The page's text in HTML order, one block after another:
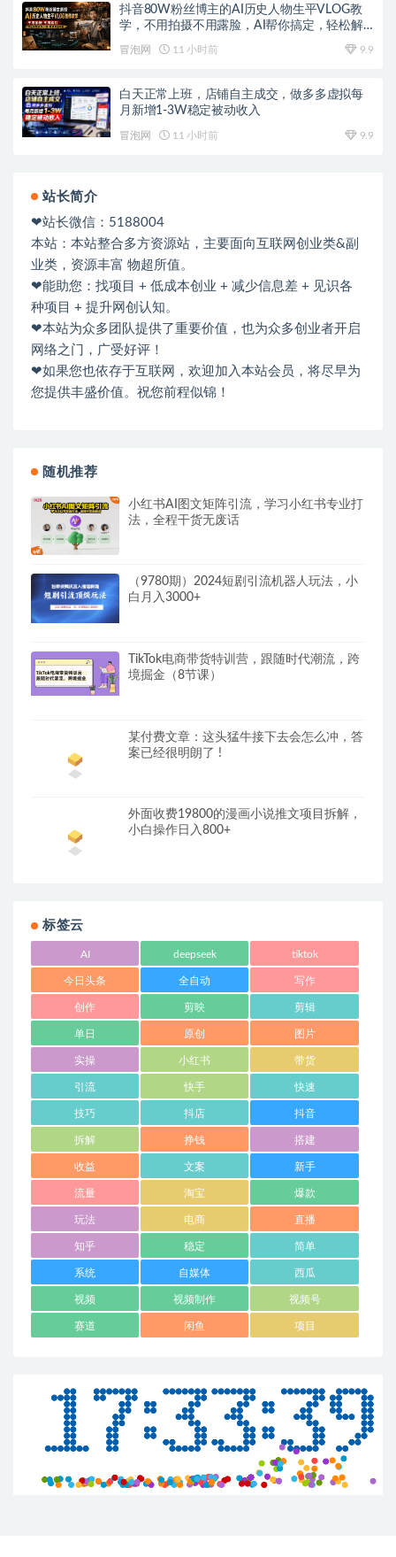
抖音80W粉丝博主的AI历史人物生平VLOG教
学，不用拍摄不用露脸，AI帮你搞定，轻松解
冒泡网 11 小时前 9.9
白天正常上班，店铺自主成交，做多多虚拟每
月新增1-3W稳定被动收入
冒泡网 11 小时前 9.9
站长简介
❤站长微信：5188004
本站：本站整合多方资源站，主要面向互联网创业类&副
业类，资源丰富 物超所值。
❤能助您：找项目 + 低成本创业 + 减少信息差 + 见识各
种项目 + 提升网创认知。
❤本站为众多团队提供了重要价值，也为众多创业者开启
网络之门，广受好评！
❤如果您也依存于互联网，欢迎加入本站会员，将尽早为
您提供丰盛价值。祝您前程似锦！
随机推荐
小红书AI图文矩阵引流，学习小红书专业打
法，全程干货无废话
（9780期）2024短剧引流机器人玩法，小
白月入3000+
TikTok电商带货特训营，跟随时代潮流，跨
境掘金（8节课）
某付费文章：这头猛牛接下去会怎么冲，答
案已经很明朗了 !
外面收费19800的漫画小说推文项目拆解，
小白操作日入800+
标签云
AI deepseek tiktok
今日头条 全自动 写作
创作 剪映 剪辑
单日 原创 图片
实操 小红书 带货
引流 快手 快速
技巧 抖店 抖音
拆解 挣钱 搭建
收益 文案 新手
流量 淘宝 爆款
玩法 电商 直播
知乎 稳定 简单
系统 自媒体 西瓜
视频 视频制作 视频号
赛道 闲鱼 项目